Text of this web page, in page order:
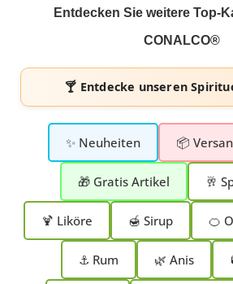
Entdecken Sie weitere Top-
CONALCO®
🍸 Entdecke unseren
✨ Neuheiten 📦
🎁 Gratis Artikel 🥂
🍹 Liköre 🍯 Sirup 🍊
⚓ Rum 🌿 Anis